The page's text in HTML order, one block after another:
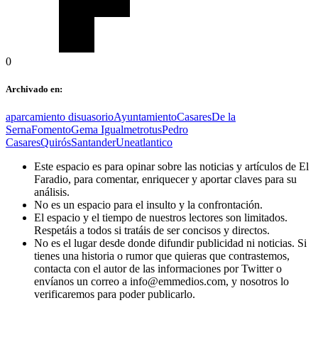
0
Archivado en:
aparcamiento disuasorioAyuntamientoCasaresDe la
SernaFomentoGema IgualmetrotusPedro
CasaresQuirósSantanderUneatlantico
Este espacio es para opinar sobre las noticias y artículos de El
Faradio, para comentar, enriquecer y aportar claves para su
análisis.
No es un espacio para el insulto y la confrontación.
El espacio y el tiempo de nuestros lectores son limitados.
Respetáis a todos si tratáis de ser concisos y directos.
No es el lugar desde donde difundir publicidad ni noticias. Si
tienes una historia o rumor que quieras que contrastemos,
contacta con el autor de las informaciones por Twitter o
envíanos un correo a info@emmedios.com, y nosotros lo
verificaremos para poder publicarlo.